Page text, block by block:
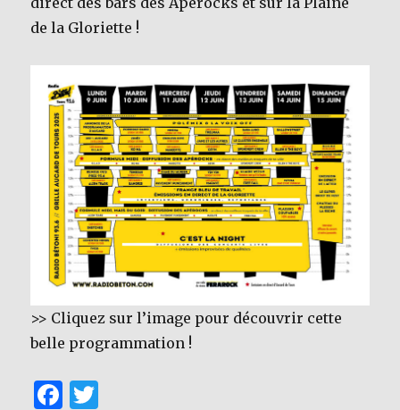
de la Gloriette !
>> Cliquez sur l’image pour découvrir cette
belle programmation !
F